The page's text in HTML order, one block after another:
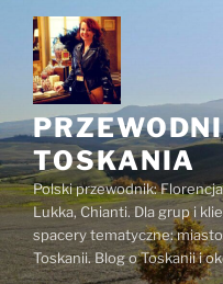
Przejdź
treści
TOSKANIA
Polski przewodnik:
Lukka, Chianti. Dla grup i
spacery tematyczne:
Toskanii. Blog o Toskanii i